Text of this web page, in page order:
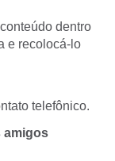
dentro
e recolocá-lo
telefônico.
amigos